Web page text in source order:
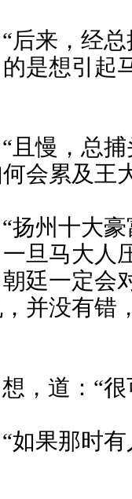
来，经
是想引起
慢，总
会累及王
州十大
一旦马大人
廷一定会
并没有错
，道：“很
果那时